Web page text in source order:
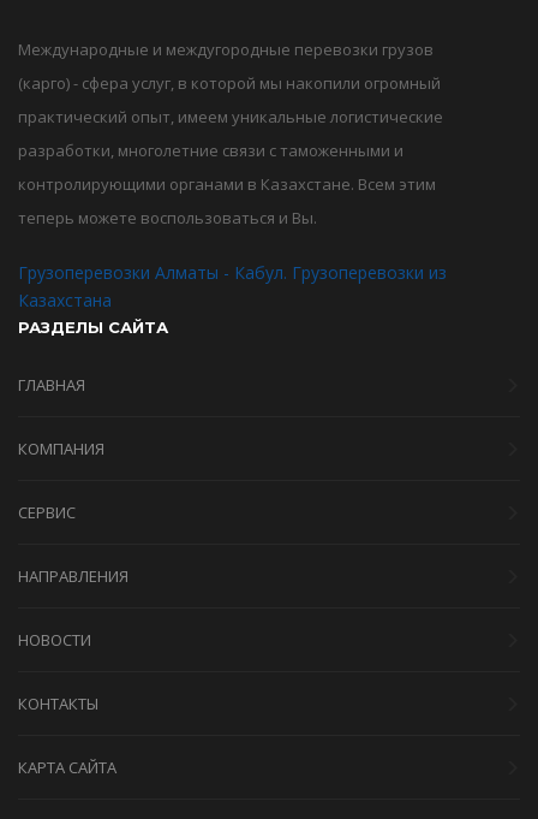
Международные и междугородные перевозки грузов
(карго) - сфера услуг, в которой мы накопили огромный
практический опыт, имеем уникальные логистические
разработки, многолетние связи с таможенными и
контролирующими органами в Казахстане. Всем этим
теперь можете воспользоваться и Вы.
Грузоперевозки Алматы - Кабул. Грузоперевозки из
Казахстана
РАЗДЕЛЫ САЙТА
ГЛАВНАЯ
КОМПАНИЯ
СЕРВИС
НАПРАВЛЕНИЯ
НОВОСТИ
КОНТАКТЫ
КАРТА САЙТА